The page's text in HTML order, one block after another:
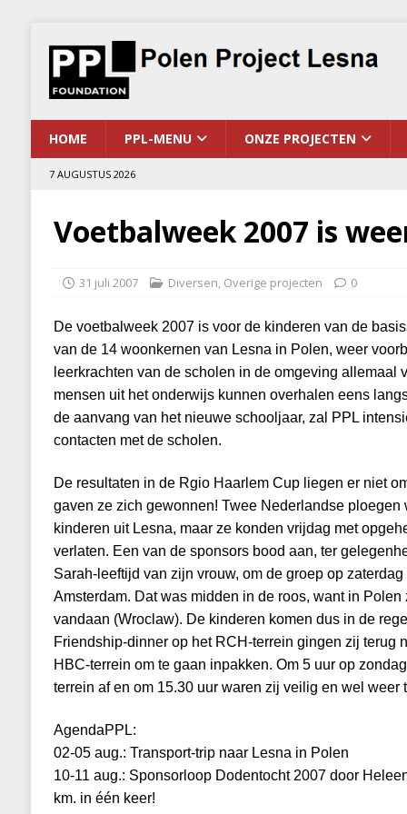
HOME PPL-MENU ONZE PROJECTEN
7 AUGUSTUS 2026
Voetbalweek 2007 is
31 juli 2007 Diversen, Overige projecten 0
De voetbalweek 2007 is voor de kinderen van de
van de 14 woonkernen van Lesna in Polen, weer
leerkrachten van de scholen in de omgeving allemaal
mensen uit het onderwijs kunnen overhalen eens
de aanvang van het nieuwe schooljaar, zal PPL
contacten met de scholen.
De resultaten in de Rgio Haarlem Cup liegen er niet
gaven ze zich gewonnen! Twee Nederlandse ploegen
kinderen uit Lesna, maar ze konden vrijdag met
verlaten. Een van de sponsors bood aan, ter
Sarah-leeftijd van zijn vrouw, om de groep op
Amsterdam. Dat was midden in de roos, want in Polen
vandaan (Wroclaw). De kinderen komen dus in de
Friendship-dinner op het RCH-terrein gingen zij terug
HBC-terrein om te gaan inpakken. Om 5 uur op
terrein af en om 15.30 uur waren zij veilig en wel weer
AgendaPPL:
02-05 aug.: Transport-trip naar Lesna in Polen
10-11 aug.: Sponsorloop Dodentocht 2007 door
km. in één keer!